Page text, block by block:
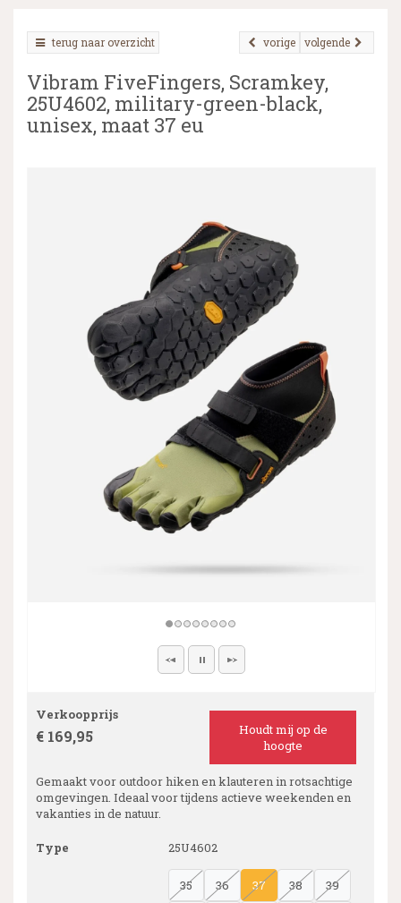
▼
terug naar overzicht volgende
vorige
Vibram FiveFingers, Scramkey,
25U4602, military-green-black,
unisex, maat 37 eu
Verkoopprijs
€ 169,95
Houdt mij op de
hoogte
Gemaakt voor outdoor hiken en klauteren in rotsachtige
omgevingen. Ideaal voor tijdens actieve weekenden en
vakanties in de natuur.
Type 25U4602
35 36 37 38
39